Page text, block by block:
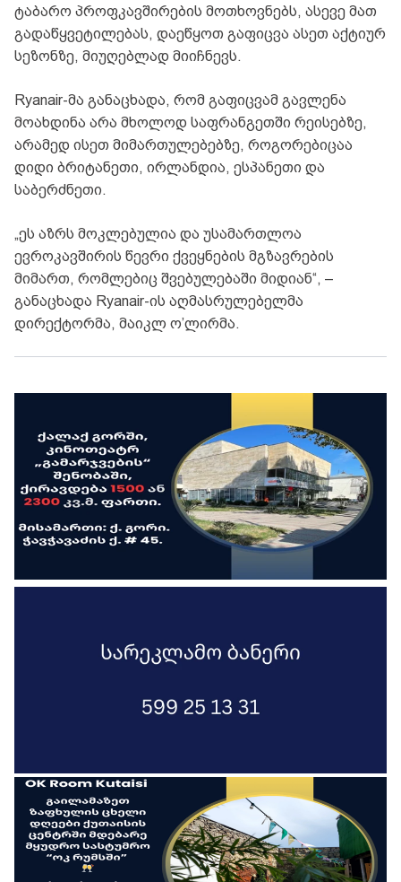
ტაბარო პროფკავშირების მოთხოვნებს, ასევე მათ
გადაწყვეტილებას, დაეწყოთ გაფიცვა ასეთ აქტიურ
სეზონზე, მიუღებლად მიიჩნევს.
Ryanair-მა განაცხადა, რომ გაფიცვამ გავლენა
მოახდინა არა მხოლოდ საფრანგეთში რეისებზე,
არამედ ისეთ მიმართულებებზე, როგორებიცაა
დიდი ბრიტანეთი, ირლანდია, ესპანეთი და
საბერძნეთი.
„ეს აზრს მოკლებულია და უსამართლოა
ევროკავშირის წევრი ქვეყნების მგზავრების
მიმართ, რომლებიც შვებულებაში მიდიან“, –
განაცხადა Ryanair-ის აღმასრულებელმა
დირექტორმა, მაიკლ ო’ლირმა.